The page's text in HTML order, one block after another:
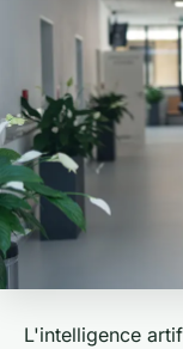
L'intelligence